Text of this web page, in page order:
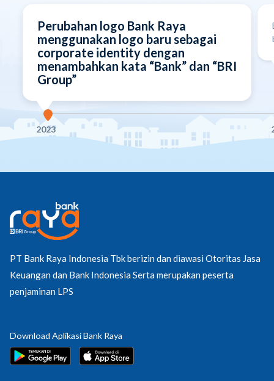
Perubahan logo Bank Raya
menggunakan logo baru sebagai
corporate identity dengan
menambahkan kata “Bank” dan “BRI
Group”
2023
PT Bank Raya Indonesia Tbk berizin dan diawasi Otoritas Jasa
Keuangan dan Bank Indonesia Serta merupakan peserta
penjaminan LPS
Download Aplikasi Bank Raya